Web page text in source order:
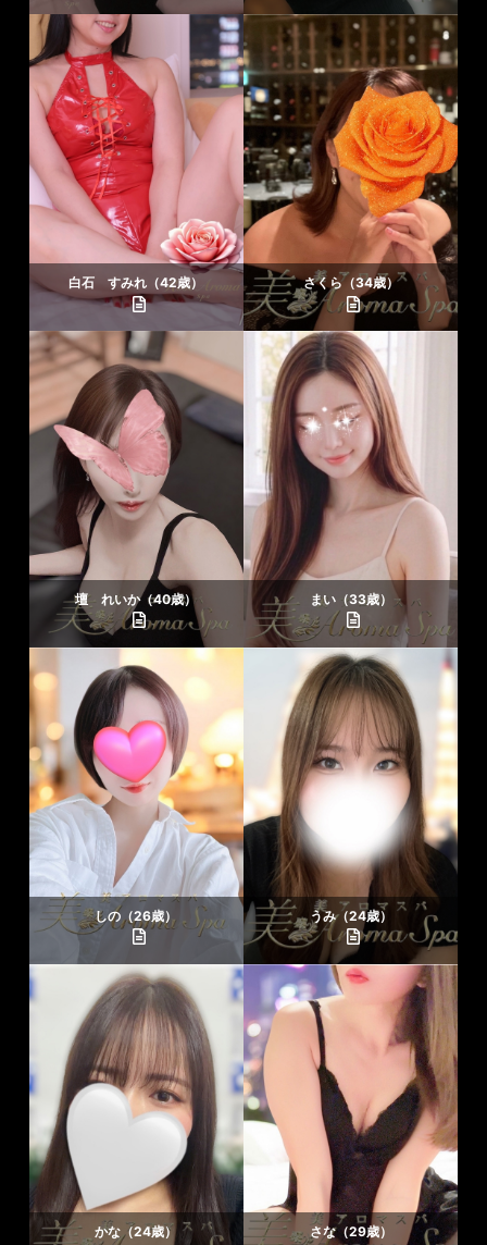
白石 すみれ（42歳） さくら（34歳）
壇 れいか（40歳） まい（33歳）
しの（26歳） うみ（24歳）
かな（24歳） さな（29歳）